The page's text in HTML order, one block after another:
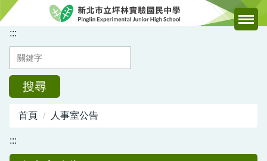
跳
主
內
容
區
:::
搜尋
首頁 人事室公告
:::